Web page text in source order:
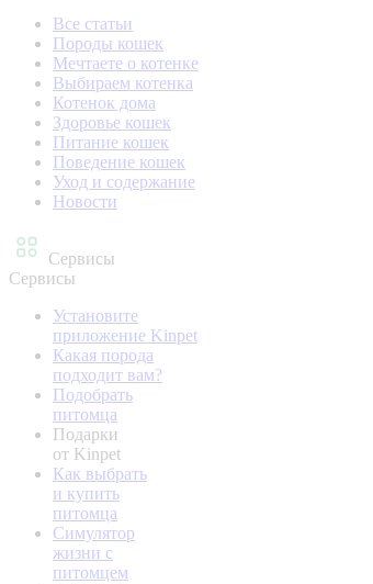
Все статьи
Породы кошек
Мечтаете о котенке
Выбираем котенка
Котенок дома
Здоровье кошек
Питание кошек
Поведение кошек
Уход и содержание
Новости
Сервисы
Сервисы
Установите
приложение Kinpet
Какая порода
подходит вам?
Подобрать
питомца
Подарки
от Kinpet
Как выбрать
и купить
питомца
Симулятор
жизни с
питомцем